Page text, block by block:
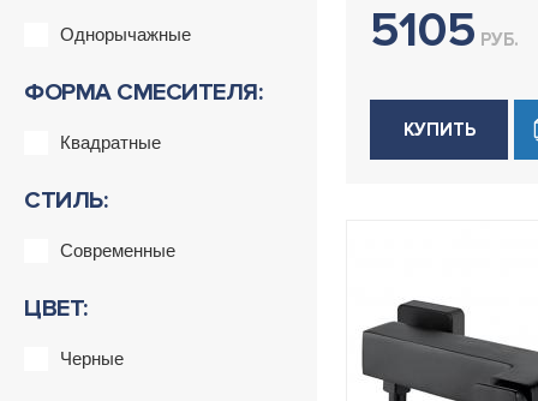
Однорычажные
ФОРМА СМЕСИТЕЛЯ:
Квадратные
СТИЛЬ:
Современные
ЦВЕТ:
Черные
5105 РУБ.
КУПИТЬ